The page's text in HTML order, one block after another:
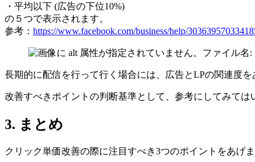
・平均以下 (広告の下位10%)
の５つで表示されます。
参考： https://www.facebook.com/business/help/
長期的に配信を行って行く場合には、広告とLPの関連度
改善すべきポイントの判断基準として、参考にしてみては
3. まとめ
クリック単価改善の際に注目すべき3つのポイントをあげ